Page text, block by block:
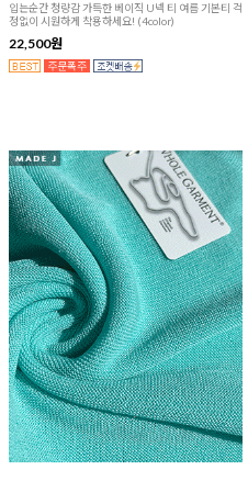
입는순간 청량감 가득한 베이직 U넥 티 여름 기본티 걱
정없이 시원하게 착용하세요! (4color)
22,500원